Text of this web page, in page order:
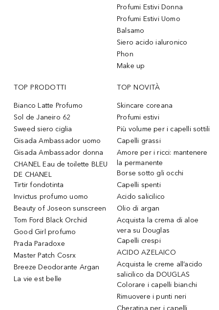
Profumi Estivi Donna
Profumi Estivi Uomo
Balsamo
Siero acido ialuronico
Phon
Make up
TOP PRODOTTI
Bianco Latte Profumo
Sol de Janeiro 62
Sweed siero ciglia
Gisada Ambassador uomo
Gisada Ambassador donna
CHANEL Eau de toilette BLEU
DE CHANEL
Tirtir fondotinta
Invictus profumo uomo
Beauty of Joseon sunscreen
Tom Ford Black Orchid
Good Girl profumo
Prada Paradoxe
Master Patch Cosrx
Breeze Deodorante Argan
La vie est belle
TOP NOVITÀ
Skincare coreana
Profumi estivi
Più volume per i capelli sottili
Capelli grassi
Amore per i ricci: mantenere
la permanente
Borse sotto gli occhi
Capelli spenti
Acido salicilico
Olio di argan
Acquista la crema di aloe
vera su Douglas
Capelli crespi
ACIDO AZELAICO
Acquista le creme all’acido
salicilico da DOUGLAS
Colorare i capelli bianchi
Rimuovere i punti neri
Cheratina per i capelli